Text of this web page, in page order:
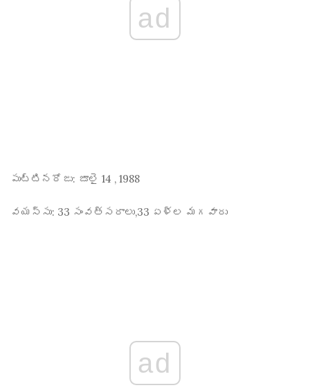
ad
పుట్టినరోజు: జూలై 14 , 1988
వయస్సు: 33 సంవత్సరాలు,33 ఏళ్ల మగవారు
ad